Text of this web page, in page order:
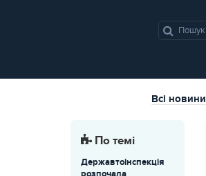
Всі новини
По темі
Державтоінспекція